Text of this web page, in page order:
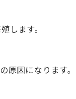
します。
原因になります。